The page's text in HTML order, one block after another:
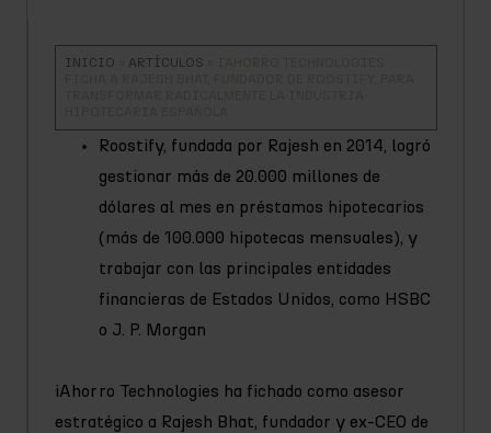
INICIO ARTÍCULOS
Roostify, fundada por Rajesh en 2014, logró
gestionar más de 20.000 millones de
dólares al mes en préstamos hipotecarios
(más de 100.000 hipotecas mensuales), y
trabajar con las principales entidades
financieras de Estados Unidos, como HSBC
o J. P. Morgan
iAhorro Technologies ha fichado como asesor
estratégico a Rajesh Bhat, fundador y ex-CEO de